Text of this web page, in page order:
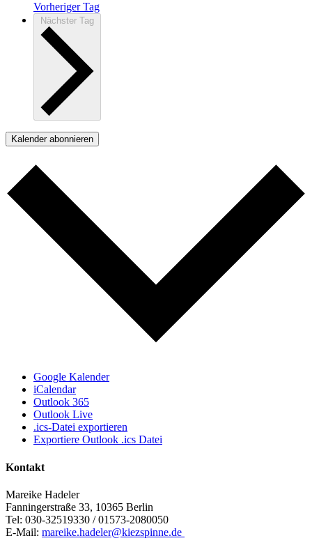
Vorheriger Tag
Nächster Tag
Kalender abonnieren
Google Kalender
iCalendar
Outlook 365
Outlook Live
.ics-Datei exportieren
Exportiere Outlook .ics Datei
Kontakt
Mareike Hadeler
Fanningerstraße 33, 10365 Berlin
Tel: 030-32519330 / 01573-2080050
E-Mail: mareike.hadeler@kiezspinne.de